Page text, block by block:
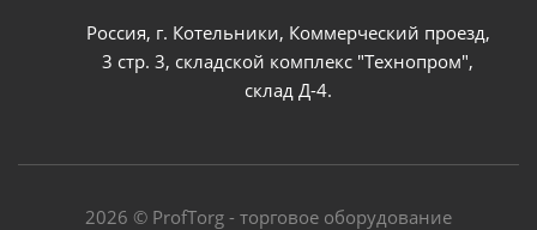
Россия, г. Котельники, Коммерческий проезд,
3 стр. 3, складской комплекс "Технопром",
склад Д-4.
2026 © ProfTorg - торговое оборудование